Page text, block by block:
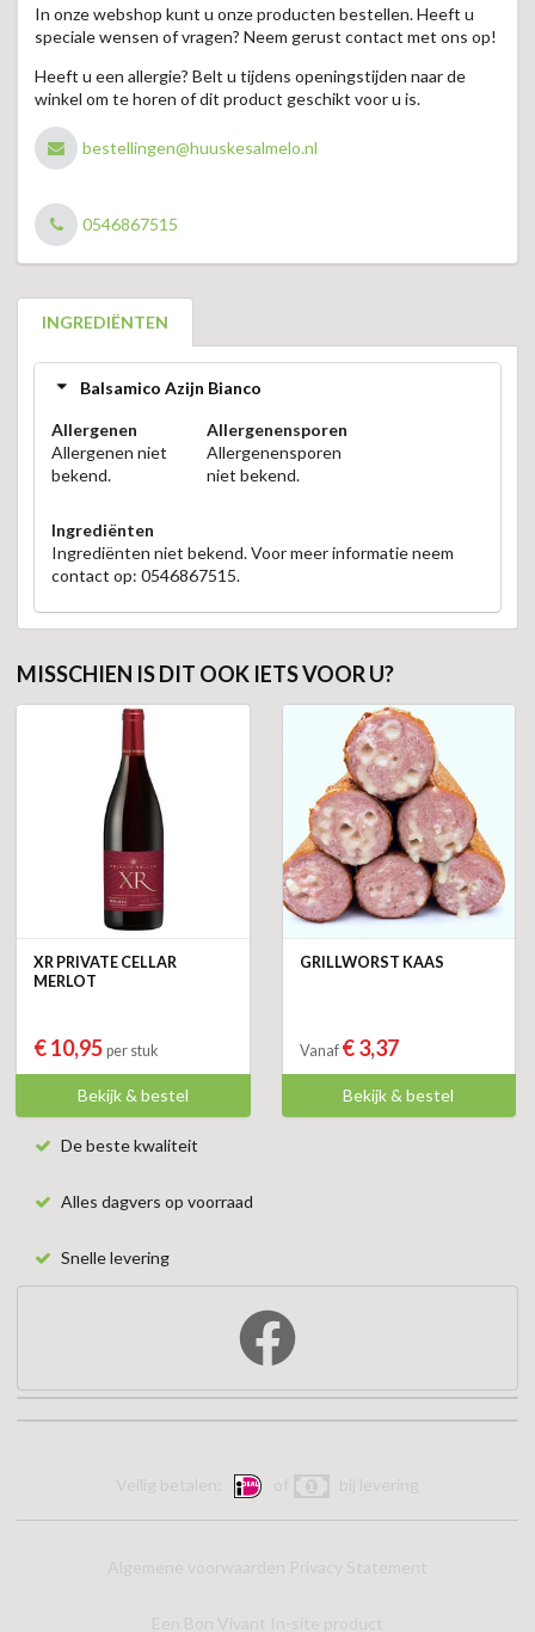
In onze webshop kunt u onze producten bestellen. Heeft u
speciale wensen of vragen? Neem gerust contact met ons op!
Heeft u een allergie? Belt u tijdens openingstijden naar de
winkel om te horen of dit product geschikt voor u is.
bestellingen@huuskesalmelo.nl
0546867515
INGREDIËNTEN
Balsamico Azijn Bianco
Allergenen
Allergenen niet
bekend.
Allergenensporen
Allergenensporen
niet bekend.
Ingrediënten
Ingrediënten niet bekend. Voor meer informatie neem
contact op: 0546867515.
MISSCHIEN IS DIT OOK IETS VOOR U?
XR PRIVATE CELLAR
MERLOT
€ 10,95 per stuk
Bekijk & bestel
GRILLWORST KAAS
Vanaf € 3,37
Bekijk & bestel
De beste kwaliteit
Alles dagvers op voorraad
Snelle levering
Veilig betalen: of bij levering
Algemene voorwaarden Privacy Statement
Een Bon Vivant In-site product